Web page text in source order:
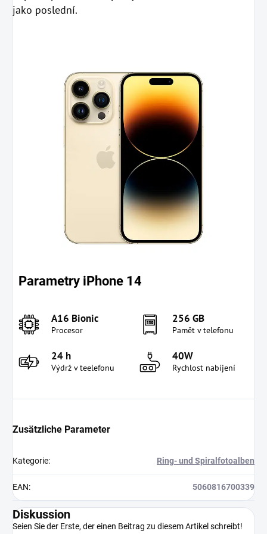
jako poslední.
Parametry iPhone 14
A16 Bionic
Procesor
256 GB
Pamět v telefonu
24 h
Výdrž v teelefonu
40W
Rychlost nabíjení
Zusätzliche Parameter
Kategorie: Ring- und Spiralfotoalben
EAN: 5060816700339
Diskussion
Seien Sie der Erste, der einen Beitrag zu diesem Artikel schreibt!